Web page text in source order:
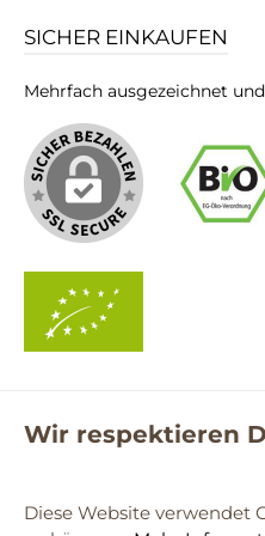
SICHER EINKAUFEN
Mehrfach ausgezeichnet
Wir respektieren
Diese Website verwendet